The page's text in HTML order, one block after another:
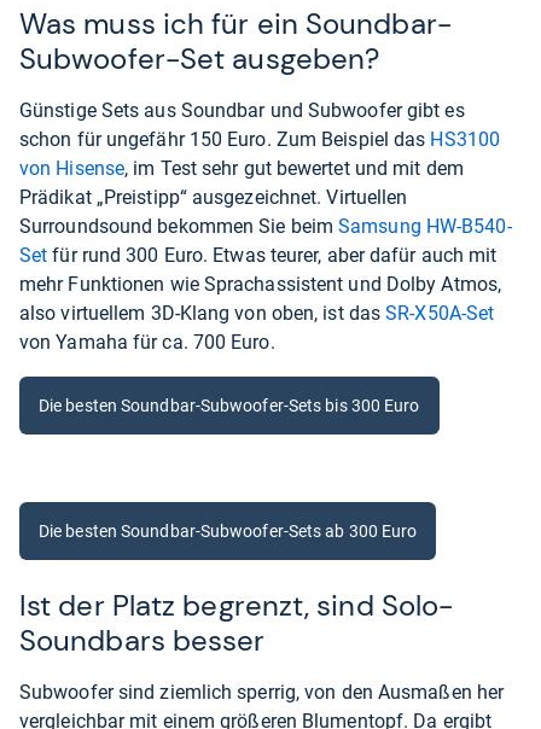
Was muss ich für ein Soundbar-
Subwoofer-Set ausgeben?
Günstige Sets aus Soundbar und Subwoofer gibt es
schon für ungefähr 150 Euro. Zum Beispiel das HS3100
von Hisense, im Test sehr gut bewertet und mit dem
Prädikat „Preistipp“ ausgezeichnet. Virtuellen
Surroundsound bekommen Sie beimSamsung HW-B540-
Set für rund 300 Euro. Etwas teurer, aber dafür auch mit
mehr Funktionen wie Sprachassistent und Dolby Atmos,
also virtuellem 3D-Klang von oben, ist dasSR-X50A-Set
von Yamaha für ca. 700 Euro.
Die besten Soundbar-Subwoofer-Sets bis 300 Euro
Die besten Soundbar-Subwoofer-Sets ab 300 Euro
Ist der Platz begrenzt, sind Solo-
Soundbars besser
Subwoofer sind ziemlich sperrig, von den Ausmaßen her
vergleichbar mit einem größeren Blumentopf. Da ergibt